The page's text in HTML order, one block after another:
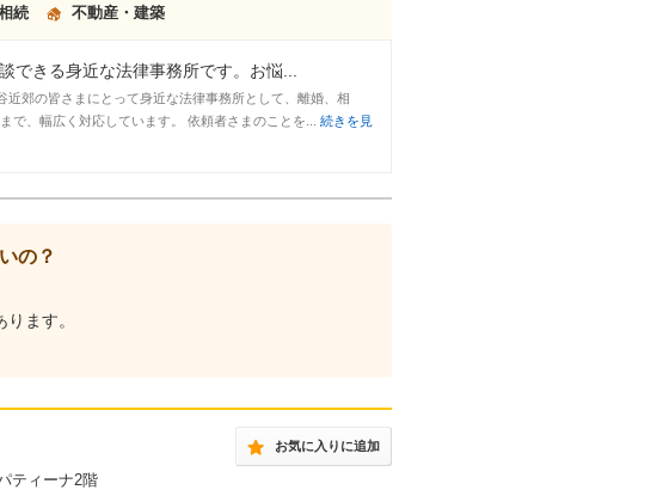
続 不動産・建築
できる身近な法律事務所です。お悩...
郊の皆さまにとって身近な法律事務所として、離婚、相
で、幅広く対応しています。 依頼者さまのことを... 続きを見
の？
ります。
お気に入りに追加
ティーナ2階